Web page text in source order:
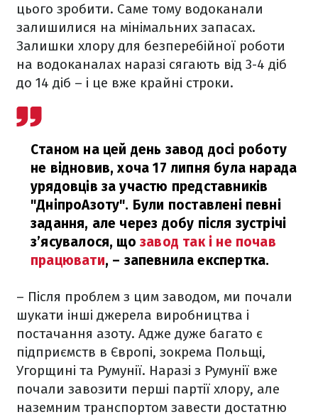
цього зробити. Саме тому водоканали
залишилися на мінімальних запасах.
Залишки хлору для безперебійної роботи
на водоканалах наразі сягають від 3-4 діб
до 14 діб – і це вже крайні строки.
Станом на цей день завод досі роботу
не відновив, хоча 17 липня була нарада
урядовців за участю представників
"ДніпроАзоту". Були поставлені певні
задання, але через добу після зустрічі
з’ясувалося, щозавод так і не почав
працювати, – запевнила експертка.
– Після проблем з цим заводом, ми почали
шукати інші джерела виробництва і
постачання азоту. Адже дуже багато є
підприємств в Європі, зокрема Польщі,
Угорщині та Румунії. Наразі з Румунії вже
почали завозити перші партії хлору, але
наземним транспортом завести достатню